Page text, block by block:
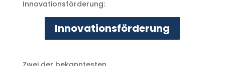
Innovationsförderung:
Innovationsförderung